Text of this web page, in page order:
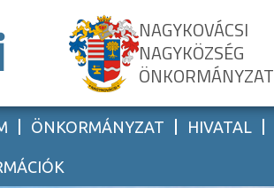
NAGYKOVÁCSI
NAGYKÖZSÉG
ÖNKORMÁNYZAT
ÖNKORMÁNYZAT HIVATAL